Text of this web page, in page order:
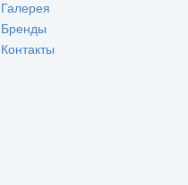
Галерея
Бренды
Контакты